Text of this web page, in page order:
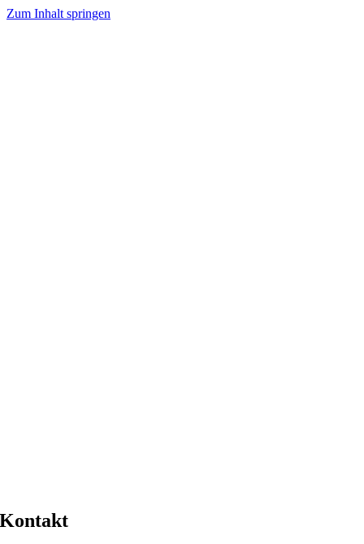
Zum Inhalt springen
Kontakt